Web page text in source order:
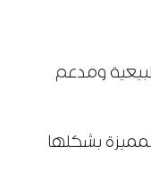
ومدعم
بشكلها